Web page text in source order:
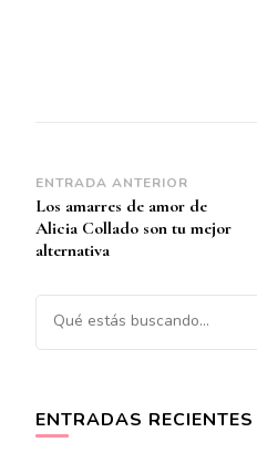
Navegación
de
entradas
ENTRADA ANTERIOR
Los amarres de amor de
Alicia Collado son tu mejor
alternativa
¿Buscas algo?
ENTRADAS RECIENTES